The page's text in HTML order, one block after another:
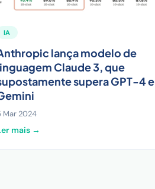
IA
lança modelo de
Claude 3, que
supera GPT-4 e
Mar 2024
mais →